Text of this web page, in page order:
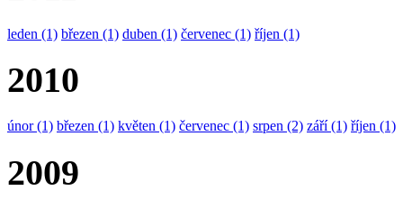
leden (1) březen (1) duben (1) červenec (1) říjen (1)
2010
únor(1) březen (1) květen (1) červenec (1) srpen (2) září(1) říjen (1)
2009